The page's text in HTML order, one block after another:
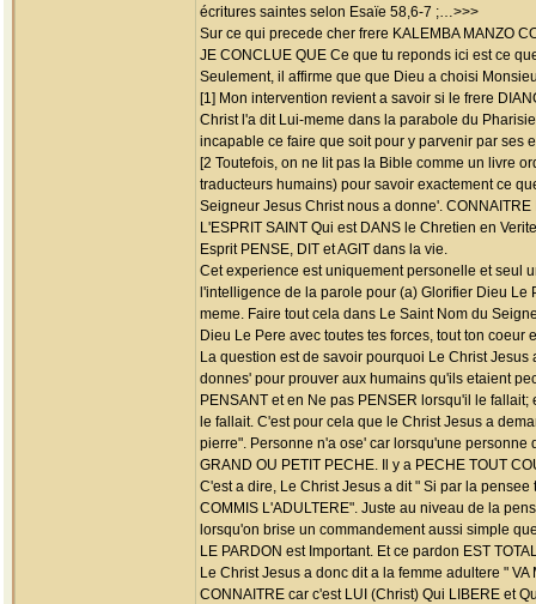
écritures saintes selon Esaïe 58,6-7 ;…>>>
Sur ce qui precede cher frere KALEMBA MANZO
JE CONCLUE QUE Ce que tu reponds ici est ce
Seulement, il affirme que que Dieu a choisi
[1] Mon intervention revient a savoir si le frere
Christ l'a dit Lui-meme dans la parabole du
incapable ce faire que soit pour y parvenir par ses
[2 Toutefois, on ne lit pas la Bible comme un livre
traducteurs humains) pour savoir exactement ce
Seigneur Jesus Christ nous a donne'.
L'ESPRIT SAINT Qui est DANS le Chretien en
Esprit PENSE, DIT et AGIT dans la vie.
Cet experience est uniquement personelle et seul
l'intelligence de la parole pour (a) Glorifier Dieu Le
meme. Faire tout cela dans Le Saint Nom du
Dieu Le Pere avec toutes tes forces, tout ton coeur
La question est de savoir pourquoi Le Christ
donnes' pour prouver aux humains qu'ils etaient
PENSANT et en Ne pas PENSER lorsqu'il le
le fallait. C'est pour cela que le Christ Jesus a
pierre". Personne n'a ose' car lorsqu'une personne
GRAND OU PETIT PECHE. Il y a PECHE TOUT
C'est a dire, Le Christ Jesus a dit " Si par la
COMMIS L'ADULTERE". Juste au niveau de la
lorsqu'on brise un commandement aussi simple
LE PARDON est Important. Et ce pardon EST
Le Christ Jesus a donc dit a la femme adultere "
CONNAITRE car c'est LUI (Christ) Qui LIBERE et